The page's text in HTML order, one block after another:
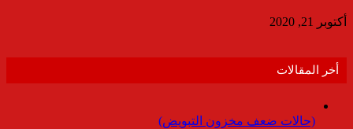
أكتوبر 21, 2020
أخر المقالات
(حالات ضعف مخزون التبويض)